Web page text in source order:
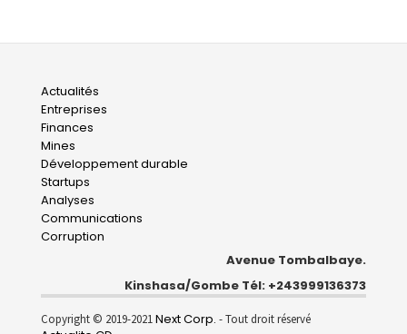
Main
navigation
Actualités
Entreprises
Finances
Mines
Développement durable
Startups
Analyses
Communications
Corruption
Avenue Tombalbaye.
Kinshasa/Gombe Tél: +243999136373
Copyright © 2019-2021Next Corp. - Tout droit réservé